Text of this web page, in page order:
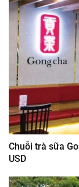
Chuỗi trà sữa
USD